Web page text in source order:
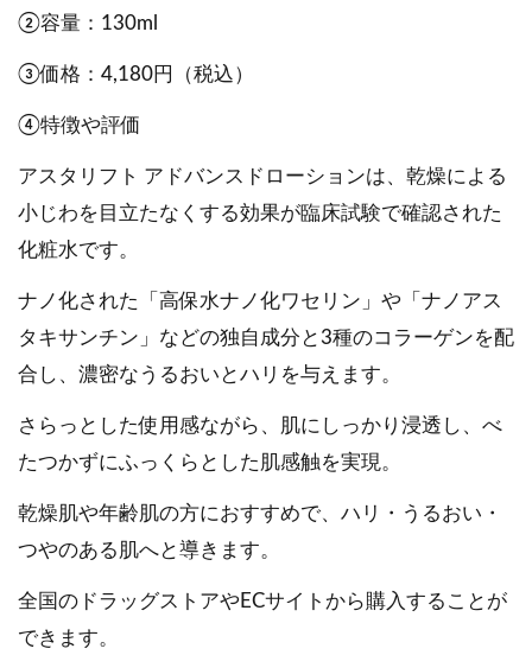
②容量：130ml
③価格：4,180円（税込）
④特徴や評価
アスタリフト アドバンスドローションは、乾燥による
小じわを目立たなくする効果が臨床試験で確認された
化粧水です。
ナノ化された「高保水ナノ化ワセリン」や「ナノアス
タキサンチン」などの独自成分と3種のコラーゲンを配
合し、濃密なうるおいとハリを与えます。
さらっとした使用感ながら、肌にしっかり浸透し、べ
たつかずにふっくらとした肌感触を実現。
乾燥肌や年齢肌の方におすすめで、ハリ・うるおい・
つやのある肌へと導きます。
全国のドラッグストアやECサイトから購入することが
できます。